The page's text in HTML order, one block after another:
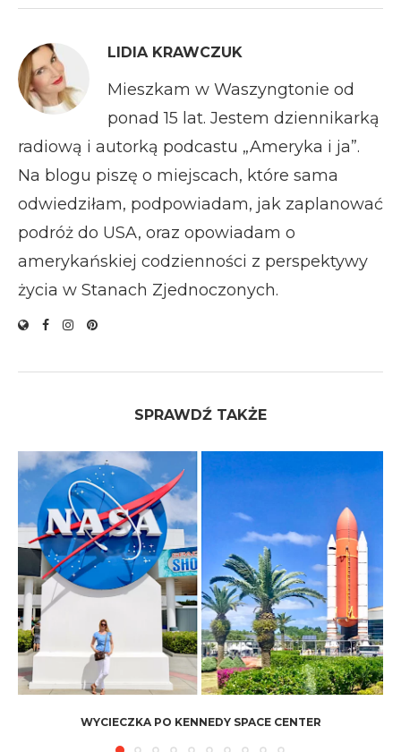
LIDIA KRAWCZUK
Mieszkam w Waszyngtonie od
ponad 15 lat. Jestem dziennikarką
radiową i autorką podcastu „Ameryka i ja”.
Na blogu piszę o miejscach, które sama
odwiedziłam, podpowiadam, jak zaplanować
podróż do USA, oraz opowiadam o
amerykańskiej codzienności z perspektywy
życia w Stanach Zjednoczonych.
SPRAWDŹ TAKŻE
WYCIECZKA PO KENNEDY SPACE CENTER